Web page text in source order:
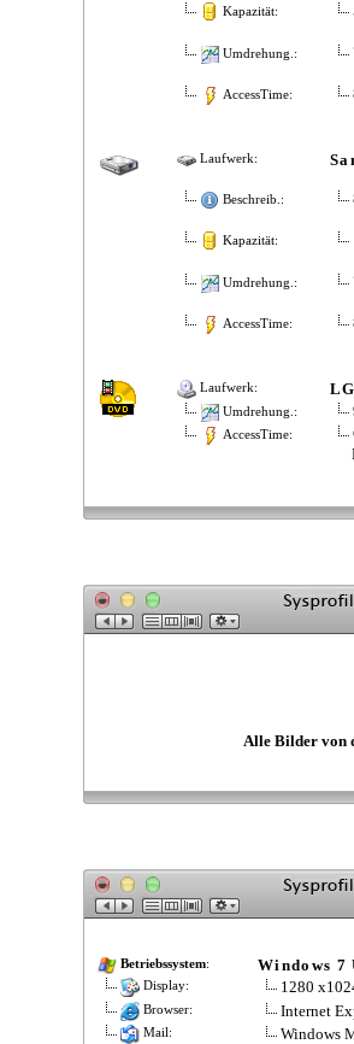
Kapazität:
Umdrehung.:
AccessTime:
Laufwerk:
Beschreib.:
Kapazität:
Umdrehung.:
AccessTime:
Laufwerk:
Umdrehung.:
AccessTime:
Alle Bilder von
Betriebssystem: Windows 7
Display: 1280
Browser: Internet
Mail: Windows